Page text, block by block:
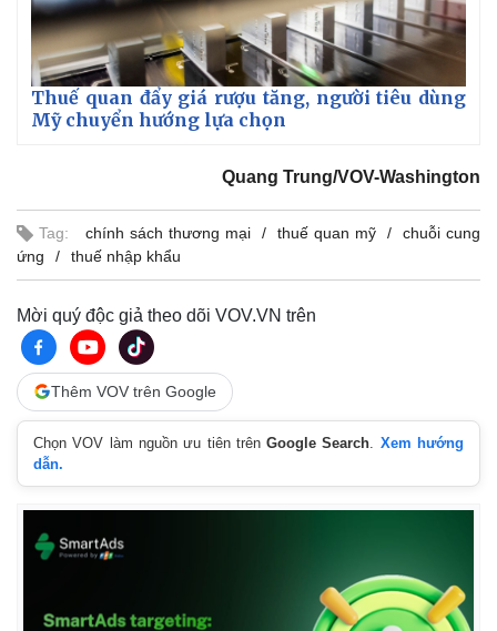
Thuế quan đẩy giá rượu tăng, người tiêu dùng
Mỹ chuyển hướng lựa chọn
Quang Trung/VOV-Washington
Tag: chính sách thương mại thuế quan mỹ
chuỗi cung
ứng
thuế nhập khẩu
Mời quý độc giả theo dõi VOV.VN trên
Thêm VOV trên Google
Chọn VOV làm nguồn ưu tiên trênGoogle Search
Xem hướng
dẫn.